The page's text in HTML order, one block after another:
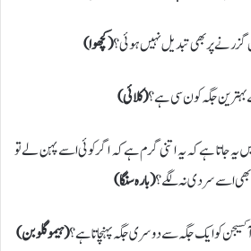
پر بھی تبدیل نہیں ہوئی؟( کچھوا)
جگہ کون سی ہے؟(کلائی)
جاتا ہے کہ یہ اتنی گرم ہے کہ اگر کوئی اسے پہن لے تو
اسے سردی نہ لگے؟( بارہ سنگا)
کو ایک جگہ سے دوسری جگہ پہنچاتا ہے؟( ہیموگلوبن)